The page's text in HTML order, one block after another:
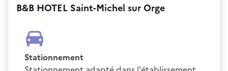
B&B HOTEL Saint-Michel sur Orge
Stationnement